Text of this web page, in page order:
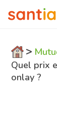
>
Quel prix
onlay ?